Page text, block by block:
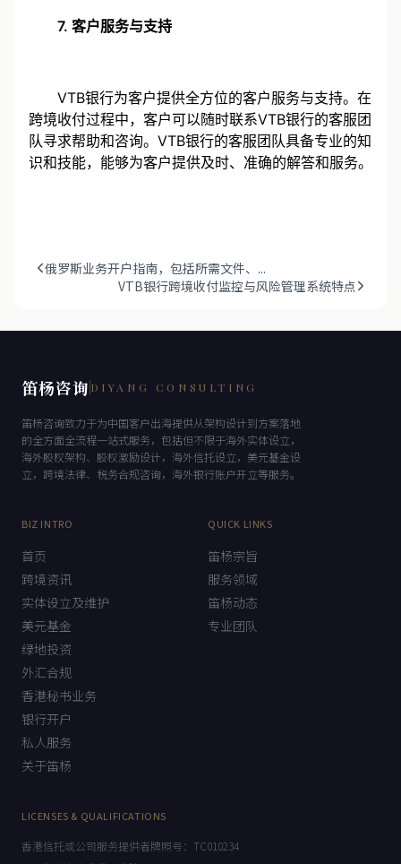
VTB银行为客户提供全方位的客户服务与支持。在
跨境收付过程中，客户可以随时联系VTB银行的客服团
队寻求帮助和咨询。VTB银行的客服团队具备专业的知
俄罗斯业务开户指南，包括所需文件、...
笛杨咨询致力于为中国客户出海提供从架构设计到方案落地
的全方面全流程一站式服务，包括但不限于海外实体设立，
海外股权架构、股权激励设计，海外信托设立，美元基金设
首页
跨境资讯
实体设立及维护
美元基金
绿地投资
外汇合规
香港秘书业务
银行开户
私人服务
笛杨宗旨
服务领域
笛杨动态